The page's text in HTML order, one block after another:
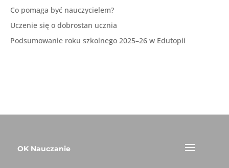
Co pomaga być nauczycielem?
Uczenie się o dobrostan ucznia
Podsumowanie roku szkolnego 2025–26 w Edutopii
OK Nauczanie